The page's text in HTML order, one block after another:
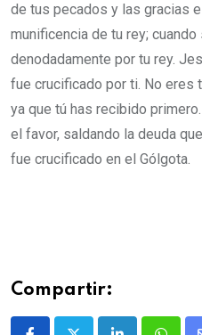
de tus pecados y las gracias
munificencia de tu rey;
denodadamente por tu rey.
fue crucificado por ti. No eres
ya que tú has recibido
el favor, saldando la deuda
fue crucificado en el Gólgota.
Compartir: